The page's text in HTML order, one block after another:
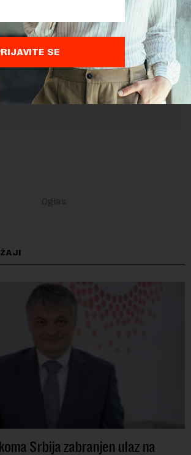
Google Politika
Uslovi Korišćenjasu primenjeni.
Srbija zabranjen ulaz na
SE